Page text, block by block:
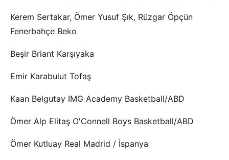
Kerem Sertakar, Ömer Yusuf Şık, Rüzgar Öpçün
Fenerbahçe Beko
Beşir Briant Karşıyaka
Emir Karabulut Tofaş
Kaan Belgutay IMG Academy Basketball/ABD
Ömer Alp Elitaş O'Connell Boys Basketball/ABD
Ömer Kutluay Real Madrid / İspanya